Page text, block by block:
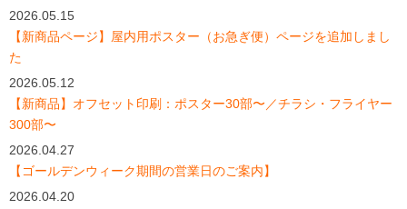
2026.05.15
【新商品ページ】屋内用ポスター（お急ぎ便）ページを追加しまし
た
2026.05.12
【新商品】オフセット印刷：ポスター30部〜／チラシ・フライヤー
300部〜
2026.04.27
【ゴールデンウィーク期間の営業日のご案内】
2026.04.20